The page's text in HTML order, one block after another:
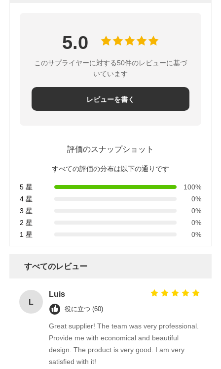
5.0
このサプライヤーに対する50件のレビューに基づ
いています
レビューを書く
評価のスナップショット
すべての評価の分布は以下の通りです
5 星
100%
4 星
0%
3 星
0%
2 星
0%
1 星
0%
すべてのレビュー
L
Luis
役に立つ (60)
Great supplier! The team was very professional.
Provide me with economical and beautiful
design. The product is very good. I am very
satisfied with it!